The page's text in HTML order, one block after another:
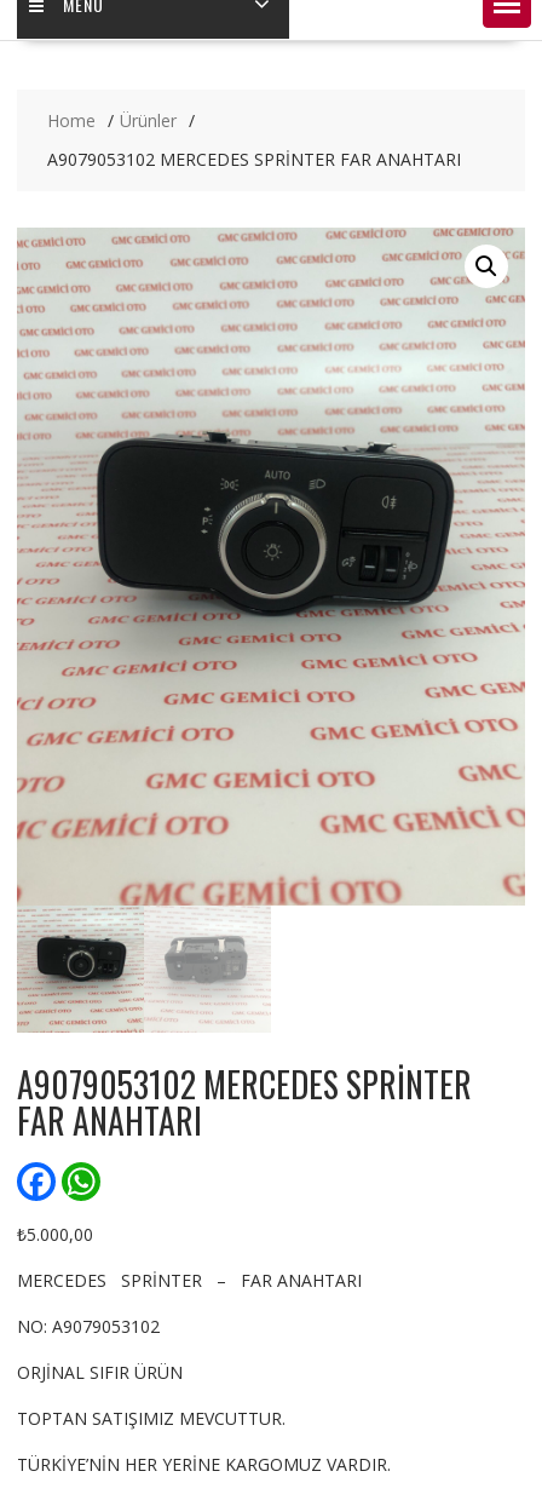
Home
Ürünler
A9079053102 MERCEDES SPRİNTER FAR ANAHTARI
A9079053102 MERCEDES SPRİNTER
FAR ANAHTARI
F
a
e
o
W
h
p
₺5.000,00
MERCEDES SPRİNTER – FAR ANAHTARI
NO: A9079053102
ORJİNAL SIFIR ÜRÜN
TOPTAN SATIŞIMIZ MEVCUTTUR.
TÜRKİYE’NİN HER YERİNE KARGOMUZ VARDIR.